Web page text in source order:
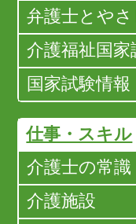
弁護士とや
介護福祉国家
国家試験情報
仕事・スキル
介護士の常識
介護施設